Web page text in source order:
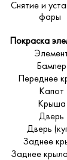
Снятие и
фары
Покраска
Бампер
Переднее
Капот
Крыша
Дверь
Дверь
Заднее
Заднее